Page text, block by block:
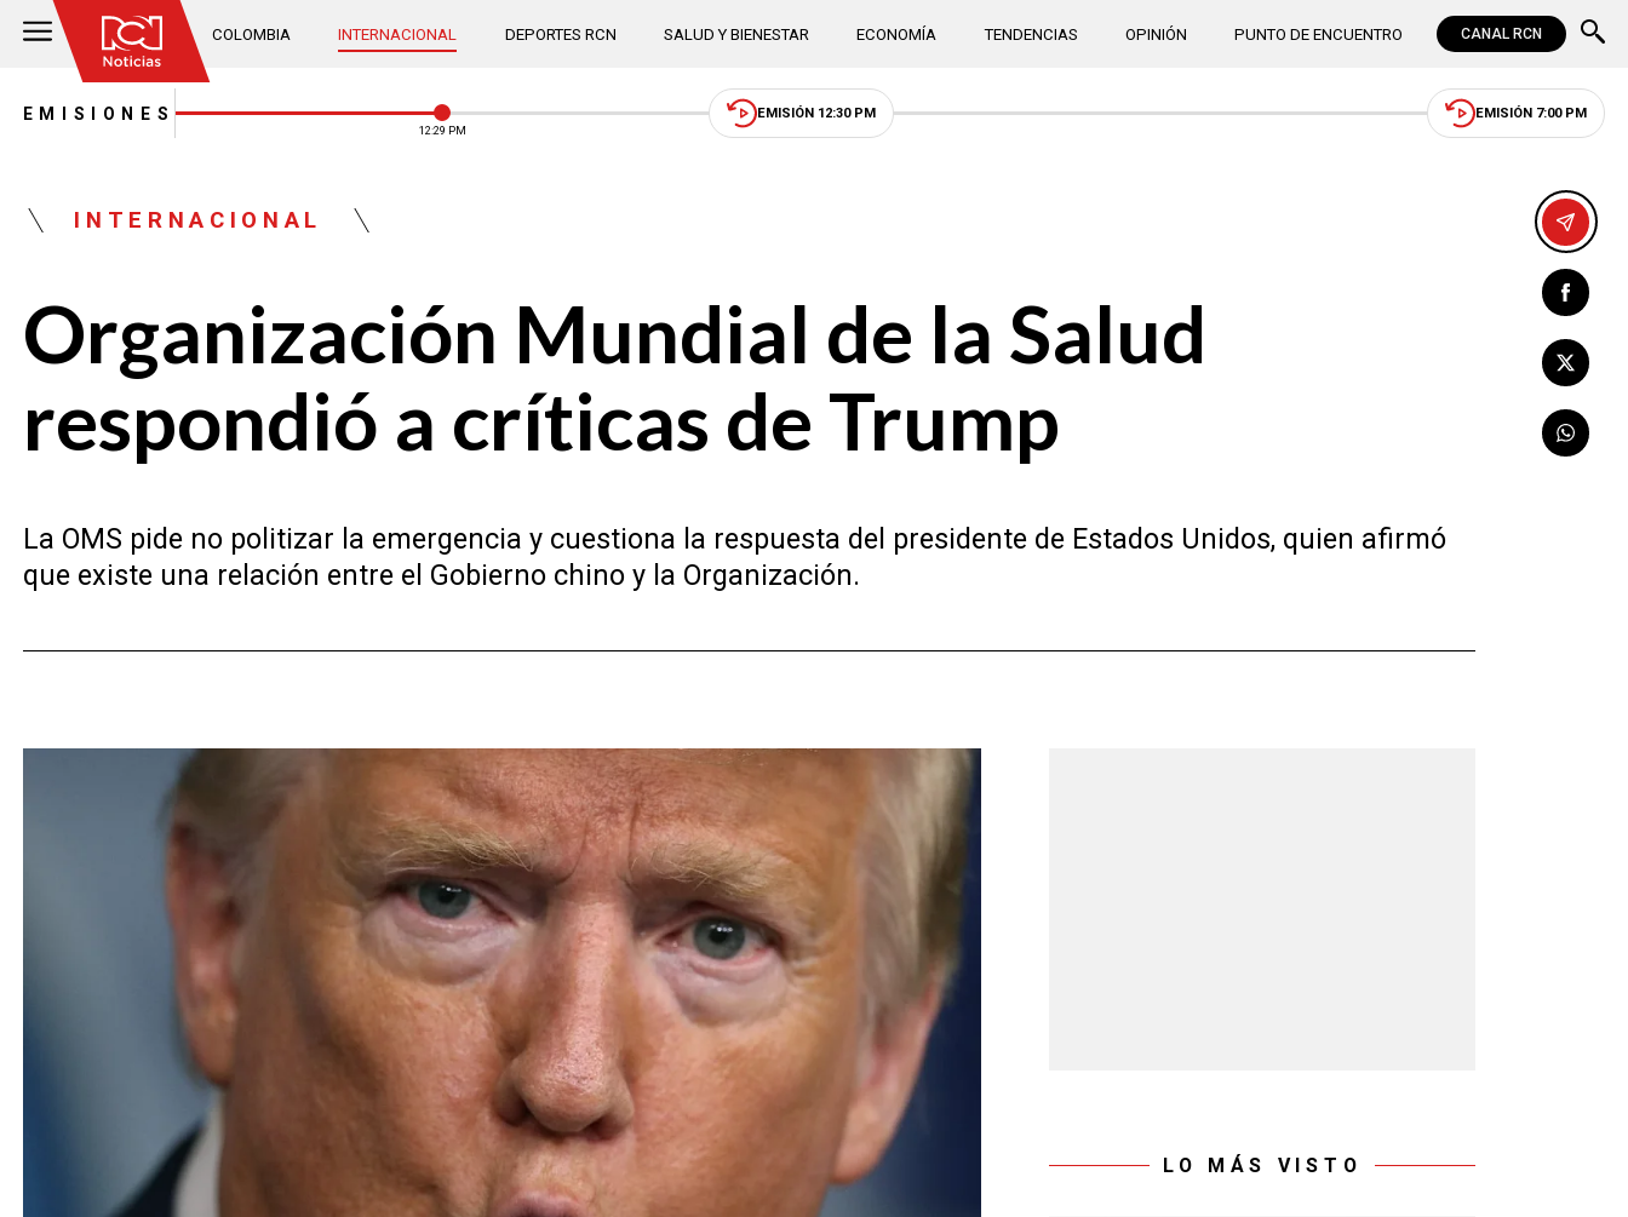
COLOMBIA INTERNACIONAL DEPORTES RCN SALUD Y BIENESTAR ECONOMÍA TENDENCIAS OPINIÓN PUNTO DE ENCUENTRO CANAL RCN
EMISIONES
12:29 PM
EMISIÓN 12:30 PM EMISIÓN 7:00 PM
INTERNACIONAL
Organización Mundial de la Salud
respondió a críticas de Trump
La OMS pide no politizar la emergencia y cuestiona la respuesta del presidente de Estados Unidos, quien afirmó
que existe una relación entre el Gobierno chino y la Organización.
LO MÁS VISTO